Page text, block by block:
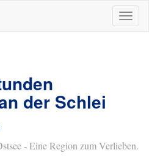
ein-/
der Schlei
- Eine Region zum Verlieben.